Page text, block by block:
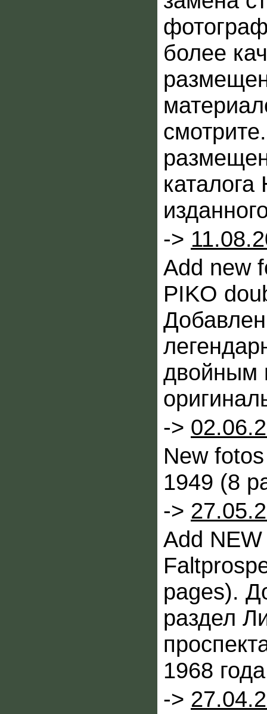
более
->
Add new
PIKO
двойным
->
New
1949 (8
->
Add
pages).
раздел
1968
->